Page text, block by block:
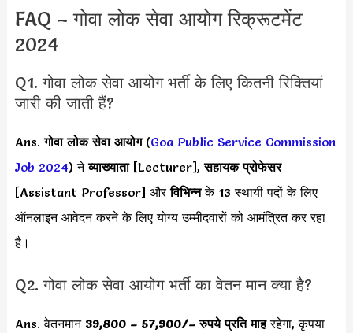
FAQ – गोवा लोक सेवा आयोग रिक्रूटमेंट
2024
Q1. गोवा लोक सेवा आयोग भर्ती के लिए कितनी रिक्तियां
जारी की जाती हैं?
Ans.गोवा लोक सेवा आयोग(Goa Public Service Commission
Job 2024) नेव्याख्याता[Lecturer],सहायक प्रोफेसर
[Assistant Professor] औरविभिन्नके 13 स्थायी पदों के लिए
ऑनलाइन आवेदन करने के लिए योग्य उम्मीदवारों को आमंत्रित कर रहा
है।
Q2. गोवा लोक सेवा आयोग भर्ती का वेतन मान क्या है?
Ans. वेतनमान 39,800 – 57,900/– रुपये प्रति माहरहेगा, कृपया